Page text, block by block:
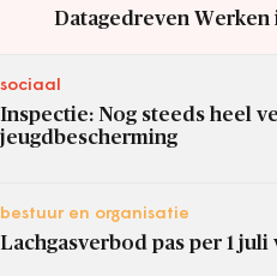
Datagedreven Werken
sociaal
Inspectie: Nog steeds heel
jeugdbescherming
bestuur en organisatie
Lachgasverbod pas per 1